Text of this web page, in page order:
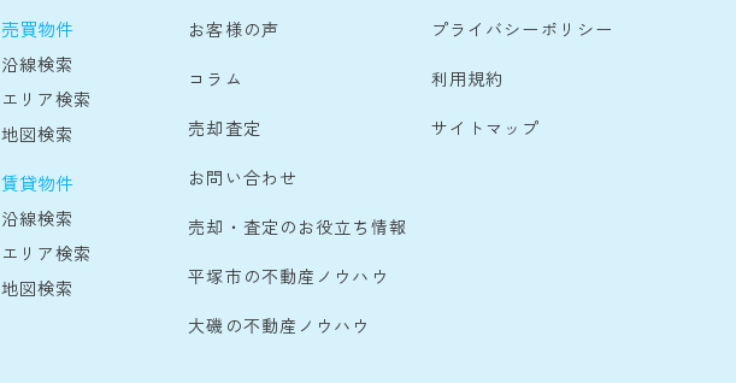
売買物件
沿線検索
エリア検索
地図検索
賃貸物件
沿線検索
エリア検索
地図検索
お客様の声
コラム
売却査定
お問い合わせ
売却・査定のお役立ち情報
平塚市の不動産ノウハウ
大磯の不動産ノウハウ
プライバシーポリシー
利用規約
サイトマップ